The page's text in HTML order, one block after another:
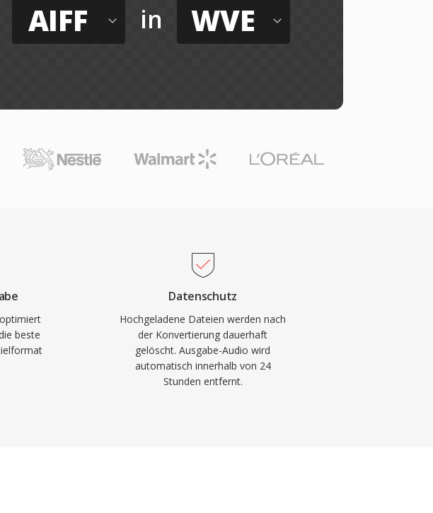
AIFF in WVE
beste
Datenschutz
Hochgeladene Dateien werden nach
der Konvertierung dauerhaft
gelöscht. Ausgabe-Audio wird
automatisch innerhalb von 24
Stunden entfernt.